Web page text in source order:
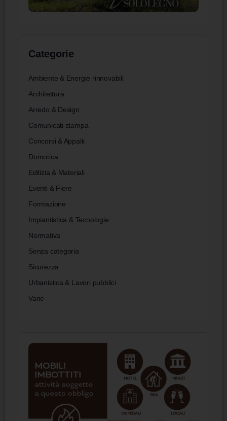
Categorie
Ambiente & Energie rinnovabili
Architettura
Arredo & Design
Comunicati stampa
Concorsi & Appalti
Domotica
Edilizia & Materiali
Eventi & Fiere
Formazione
Impiantistica & Tecnologie
Normativa
Senza categoria
Sicurezza
Urbanistica & Lavori pubblici
Varie